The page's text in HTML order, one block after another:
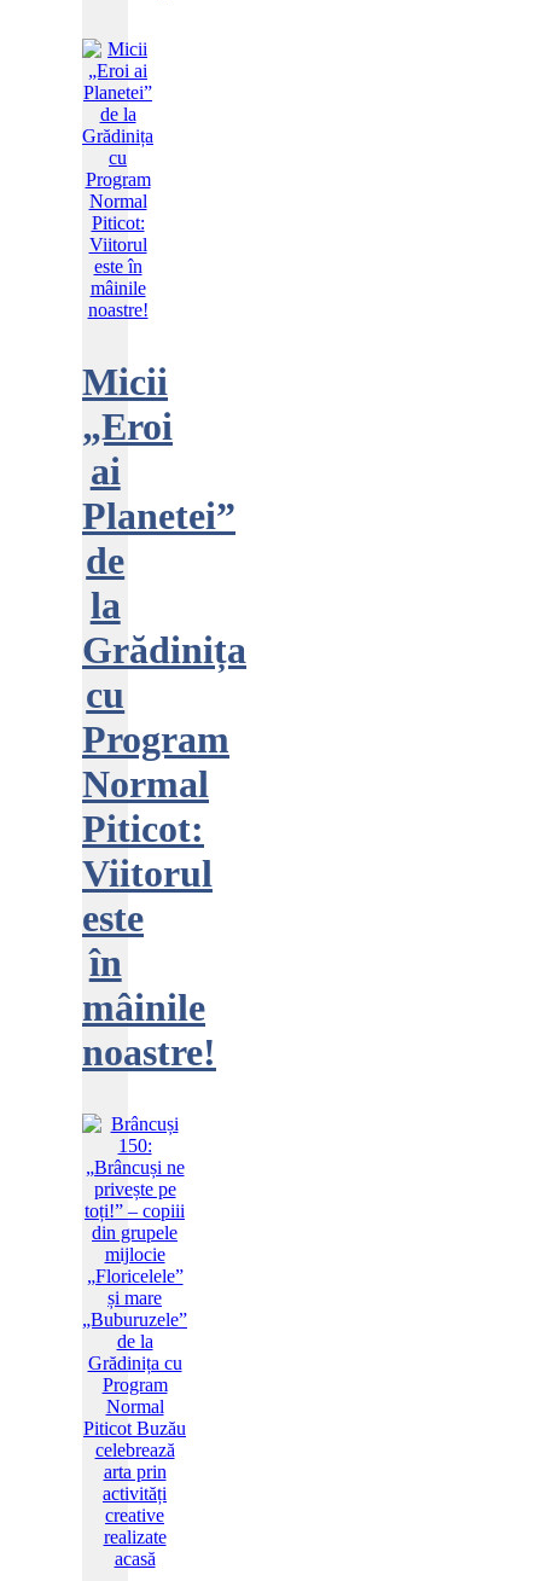
Micii
„Eroi
ai
Planetei”
de
la
Grădinița
cu
Program
Normal
Piticot:
Viitorul
este
în
mâinile
noastre!